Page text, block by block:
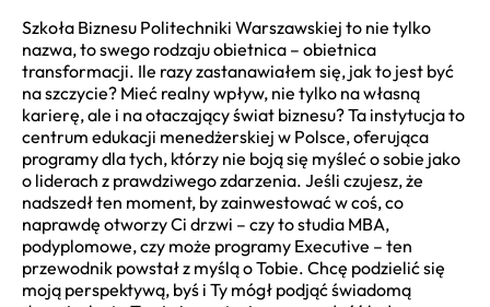
Szkoła Biznesu Politechniki Warszawskiej to nie tylko
nazwa, to swego rodzaju obietnica – obietnica
transformacji. Ile razy zastanawiałem się, jak to jest być
na szczycie? Mieć realny wpływ, nie tylko na własną
karierę, ale i na otaczający świat biznesu? Ta instytucja to
centrum edukacji menedżerskiej w Polsce, oferująca
programy dla tych, którzy nie boją się myśleć o sobie jako
o liderach z prawdziwego zdarzenia. Jeśli czujesz, że
nadszedł ten moment, by zainwestować w coś, co
naprawdę otworzy Ci drzwi – czy to studia MBA,
podyplomowe, czy może programy Executive – ten
przewodnik powstał z myślą o Tobie. Chcę podzielić się
moją perspektywą, byś i Ty mógł podjąć świadomą